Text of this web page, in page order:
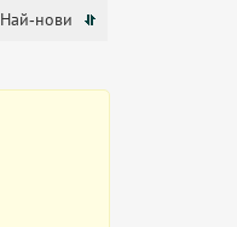
Най-нови